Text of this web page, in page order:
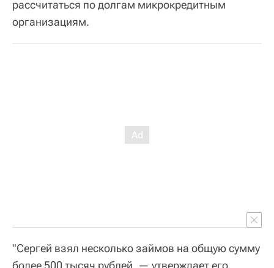
рассчитаться по долгам микрокредитным
организациям.
"Сергей взял несколько займов на общую сумму
более 500 тысяч рублей, — утверждает его